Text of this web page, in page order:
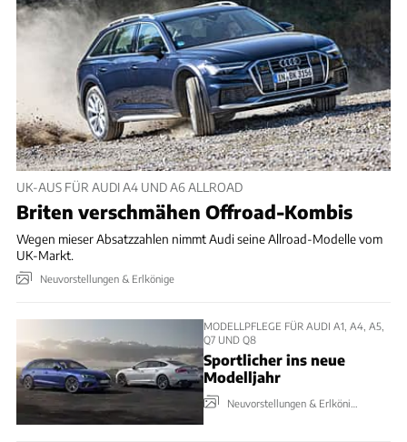
UK-AUS FÜR AUDI A4 UND A6 ALLROAD
Briten verschmähen Offroad-Kombis
Wegen mieser Absatzzahlen nimmt Audi seine Allroad-Modelle vom
UK-Markt.
Neuvorstellungen & Erlkönige
MODELLPFLEGE FÜR AUDI A1, A4, A5,
Q7 UND Q8
Sportlicher ins neue
Modelljahr
Neuvorstellungen & Erlkönige